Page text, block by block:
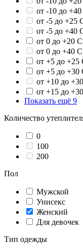
от -10 до
от -5 до +25
от -5 до +40
от 0 до +20 С
от 0 до +40 С
от +5 до +25
от +5 до +30
от +10 до
от +15 до
Показать ещё 9
Количество
0
100
200
Пол
Мужской
Унисекс
Женский
Для девочек
Тип одежды